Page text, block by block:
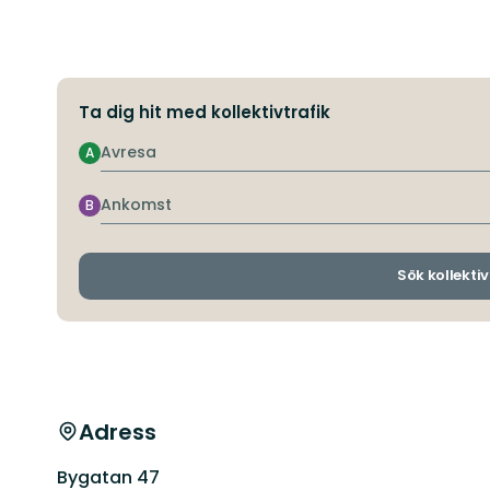
Ta dig hit med kollektivtrafik
Avresa
A
Ankomst
B
Sök
Adress
Bygatan 47